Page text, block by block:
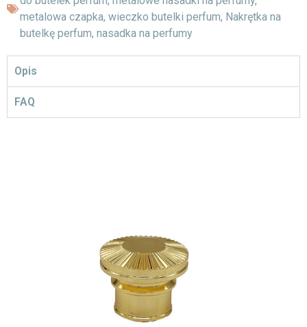
metalowa czapka, wieczko butelki perfum, Nakrętka na
butelkę perfum, nasadka na perfumy
Opis
FAQ